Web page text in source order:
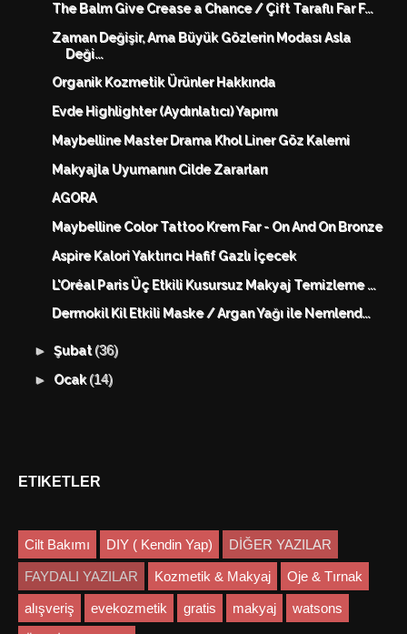
The Balm Give Crease a Chance / Çift Taraflı Far F...
Zaman Değişir, Ama Büyük Gözlerin Modası Asla
Deği...
Organik Kozmetik Ürünler Hakkında
Evde Highlighter (Aydınlatıcı) Yapımı
Maybelline Master Drama Khol Liner Göz Kalemi
Makyajla Uyumanın Cilde Zararları
AGORA
Maybelline Color Tattoo Krem Far - On And On Bronze
Aspire Kalori Yaktırıcı Hafif Gazlı İçecek
L'Oréal Paris Üç Etkili Kusursuz Makyaj Temizleme ...
Dermokil Kil Etkili Maske / Argan Yağı ile Nemlend...
►Şubat(36)
► Ocak(14)
ETIKETLER
Cilt Bakımı DIY ( Kendin Yap) DİĞER YAZILAR
FAYDALI YAZILAR Kozmetik & Makyaj Oje & Tırnak
alışveriş evekozmetik gratis makyaj watsons